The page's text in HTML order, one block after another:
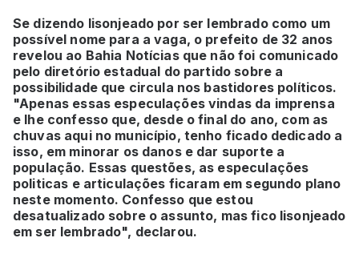
Se dizendo lisonjeado por ser lembrado como um
possível nome para a vaga, o prefeito de 32 anos
revelou ao Bahia Notícias que não foi comunicado
pelo diretório estadual do partido sobre a
possibilidade que circula nos bastidores políticos.
"Apenas essas especulações vindas da imprensa
e lhe confesso que, desde o final do ano, com as
chuvas aqui no município, tenho ficado dedicado a
isso, em minorar os danos e dar suporte a
população. Essas questões, as especulações
politicas e articulações ficaram em segundo plano
neste momento. Confesso que estou
desatualizado sobre o assunto, mas fico lisonjeado
em ser lembrado", declarou.